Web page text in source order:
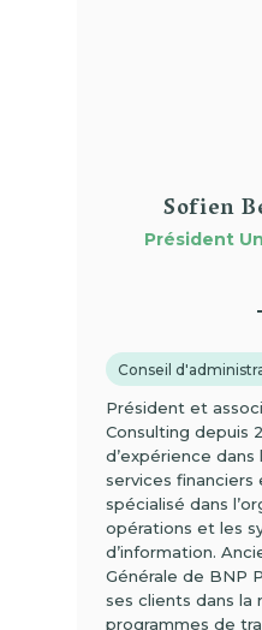
Sofien
Président
Conseil
Président et
Consulting depuis
d’expérience
services financiers
spécialisé dans
opérations et les
d’information.
Générale de BNP
ses clients dans la
programmes de